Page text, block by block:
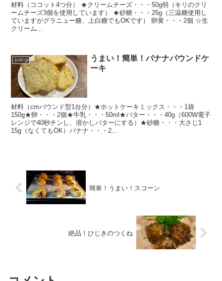
材料（ココット4つ分） ★クリームチーズ・・・50g弱（キリのクリ
ームチーズ3個を使用しています） ★砂糖・・・25g（三温糖使用し
ていますがグラニュー糖、上白糖でもOKです） 卵黄・・・2個 ☆生
クリーム...
おやつ
うまい！簡単！バナナパウンドケ
ーキ
材料（cmパウンド型1台分）★ホットケーキミックス・・・1袋
150g★卵・・・2個★牛乳・・・50ml★バター・・・40g（600W電子
レンジで40秒チンし、溶かしバターにする）★砂糖・・・大さじ1
15g（なくてもOK）バナナ・・・2...
簡単！うまい！スコーン
絶品！ひじきのつくね